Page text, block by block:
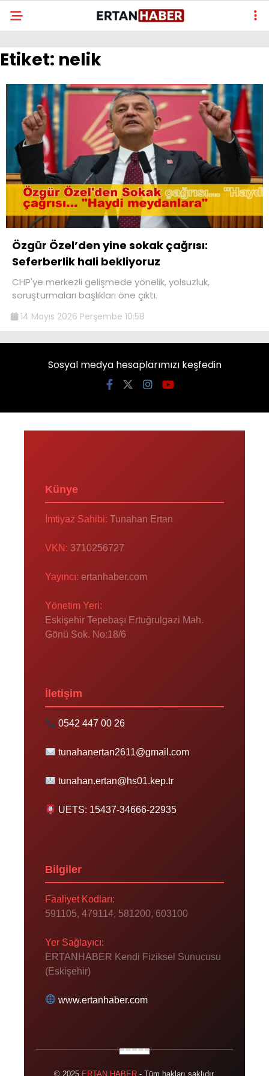
Etiket: nelik
Özgür Özel’den yine sokak çağrısı:
Seferberlik hali bekliyoruz
CHP'ye merkezli gelişmede yönelik, yolsuzluk,
soruşturmaları başlıkları öne çıktı.
14 Mayıs 2026 Perşembe 10:58
Sosyal medya hesaplarımızı keşfedin
Künye
İmtiyaz Sahibi: Tunahan Ertan
VKN: 3710256727
Yayıncı: ertanhaber.com
Yönetim Yeri:
Eskişehir Tepebaşı Ertuğrulgazi Mah.
Gönü Sok. No:18/6
İletişim
0542 447 00 26
tunahanertan2611@gmail.com
tunahan.ertan@hs01.kep.tr
UETS: 15437-34666-22935
Bilgiler
Faaliyet Kodları:
591105, 479114, 581200, 603100
Yer Sağlayıcı:
ERTANHABER Kendi Fiziksel Sunucusu
(Eskişehir)
www.ertanhaber.com
© 2025 ERTAN HABER- Tüm hakları saklıdır.